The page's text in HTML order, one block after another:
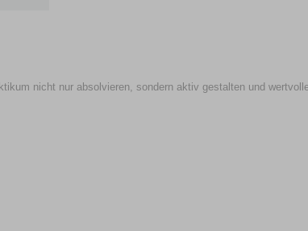
nicht nur absolvieren, sondern aktiv gestalten und